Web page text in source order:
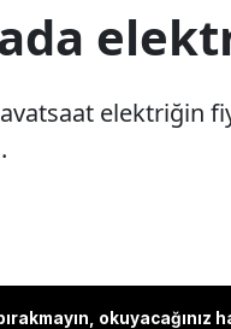
elektriğin
okuyacağınız